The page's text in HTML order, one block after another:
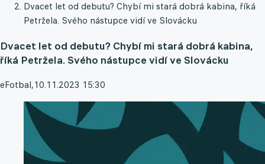
Dvacet let od debutu? Chybí mi stará dobrá kabina, říká
Petržela. Svého nástupce vidí ve Slovácku
Dvacet let od debutu? Chybí mi stará dobrá kabina,
říká Petržela. Svého nástupce vidí ve Slovácku
eFotbal,10.11.2023 15:30